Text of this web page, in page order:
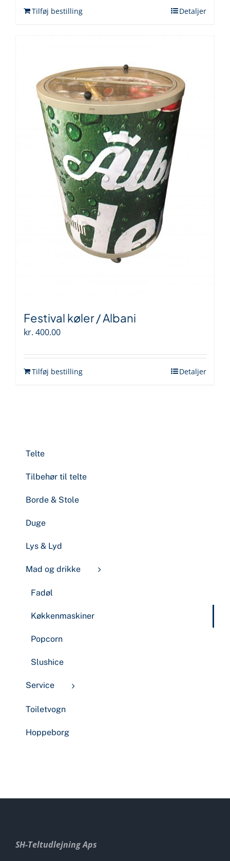
Tilføj bestilling Detaljer
Festival køler / Albani
kr. 400.00
Tilføj bestilling Detaljer
Telte
Tilbehør til telte
Borde & Stole
Duge
Lys & Lyd
Mad og drikke
Fadøl
Køkkenmaskiner
Popcorn
Slushice
Service
Toiletvogn
Hoppeborg
SH-Teltudlejning Aps